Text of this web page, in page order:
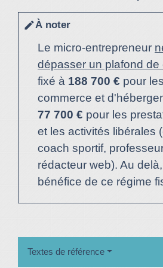
editÀ noter
Le micro-entrepreneur
dépasser un plafond de
fixé à 188 700 € pour
commerce et
77 700 € pour les
et les activités libérales
coach sportif,
rédacteur web). Au
bénéfice de ce régime
Textes de référence